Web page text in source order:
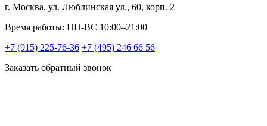
г. Москва, ул. Люблинская ул., 60, корп. 2
Время работы: ПН-ВС 10:00–21:00
+7 (915) 225-76-36 +7 (495) 246 66 56
Заказать обратный звонок